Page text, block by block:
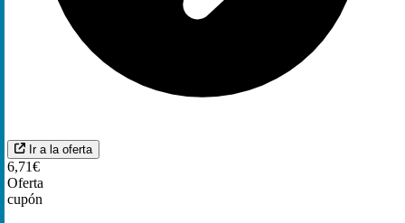
Ir a la oferta
6,71€
Oferta
cupón